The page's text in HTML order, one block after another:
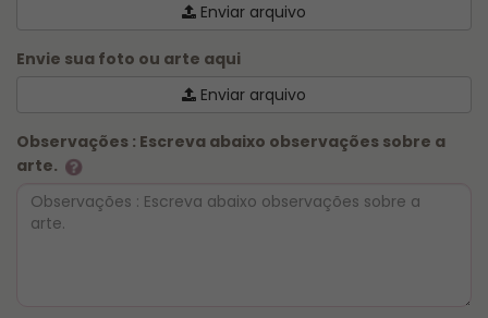
Enviar arquivo
Envie sua foto ou arte aqui
Enviar arquivo
Observações : Escreva abaixo observações sobre a
arte.